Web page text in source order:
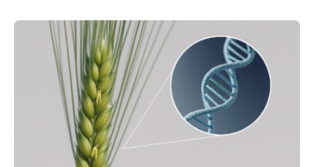
Instituts für Pflanzengenetik und
Kulturpflanzenforschung (IPK) zeigt, dass die heutige
Gerste aus verschiedenen Wildpopulationen im
sogenannten Fruchtbaren Halbmond hervorgegangen
ist. Sie besitzt also eine Art „Mosaik-Abstammung“. Die
Ergebnisse der Studie wurden heute in der
Fachzeitschrift „Nature“ veröffentlicht. Die
Forschungsgruppe hat die Evolution und…